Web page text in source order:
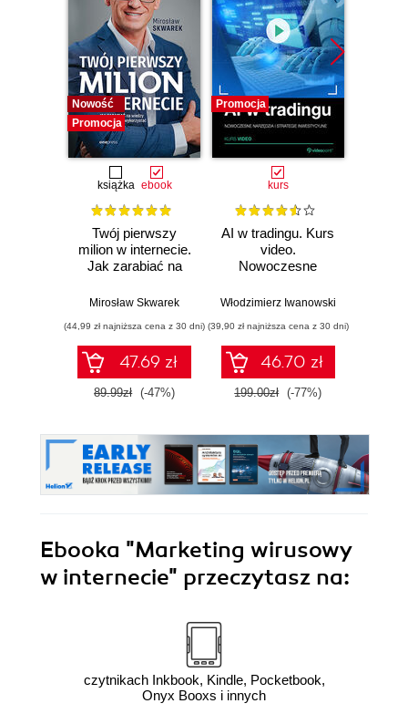
Nowość
Promocja
książka ebook
Twój pierwszy
milion w internecie.
Jak zarabiać na
maksymalnie
potencjał
Mirosław Skwarek
(44,99 zł najniższa cena z 30 dni)
47.69 zł
89.99zł (-47%)
Promocja
kurs
AI w tradingu. Kurs
video.
Nowoczesne
strategie
Włodzimierz Iwanowski
(39,90 zł najniższa cena z 30 dni)
46.70 zł
199.00zł (-77%)
Ebooka "Marketing wirusowy
w internecie" przeczytasz na:
czytnikach Inkbook, Kindle, Pocketbook,
Onyx Booxs i innych